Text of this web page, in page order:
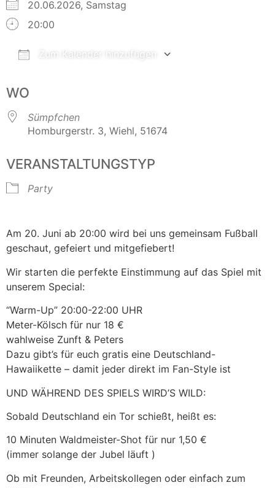
20.06.2026, Samstag
20:00
Zum Kalender hinzufügen
WO
Sümpfchen
Homburgerstr. 3, Wiehl, 51674
VERANSTALTUNGSTYP
Party
Am 20. Juni ab 20:00 wird bei uns gemeinsam Fußball
geschaut, gefeiert und mitgefiebert!
Wir starten die perfekte Einstimmung auf das Spiel mit
unserem Special:
“Warm-Up” 20:00-22:00 UHR
Meter-Kölsch für nur 18 €
wahlweise Zunft & Peters
Dazu gibt’s für euch gratis eine Deutschland-
Hawaiikette – damit jeder direkt im Fan-Style ist
UND WÄHREND DES SPIELS WIRD’S WILD:
Sobald Deutschland ein Tor schießt, heißt es:
10 Minuten Waldmeister-Shot für nur 1,50 €
(immer solange der Jubel läuft )
Ob mit Freunden, Arbeitskollegen oder einfach zum